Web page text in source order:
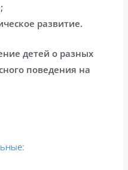
развитие.
детей о разных
поведения на